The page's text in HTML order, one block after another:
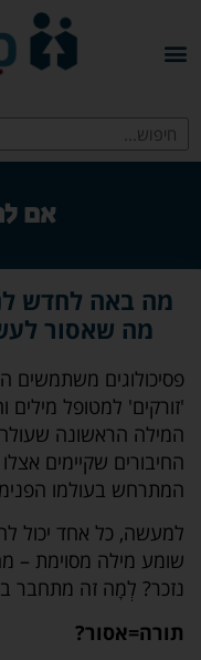
אם
מה באה לחדש
מה שאסור
פסיכולוגים משתמשים
'זורקים' למטופל מילים
המילה הראשונה
החיבורים שקיימים
המתרחש בעולמו
למעשה, כל אחד יכול
שומע מילה מסוימת –
נזכר? לְמָה זה מתחבר
תורה=אסור?